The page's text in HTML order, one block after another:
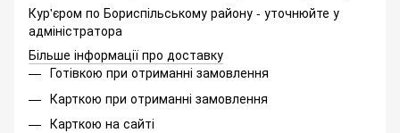
Кур'єром по Бориспільському району - уточнюйте у
адміністратора
Більше інформації про доставку
Готівкою при отриманні замовлення
Карткою при отриманні замовлення
Карткою на сайті